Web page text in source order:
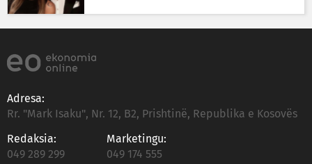
Adresa:
Rr. "Mark Isaku", Nr. 12, B2, Prishtinë, Republika e Kosovës
Redaksia:
049 289 299
Marketingu:
049 174 555